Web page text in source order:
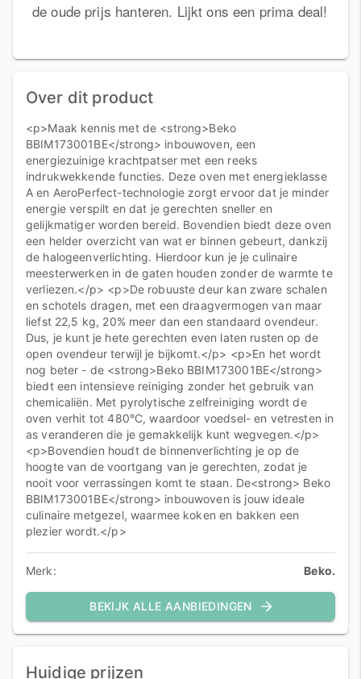
de oude prijs hanteren. Lijkt ons een prima deal!
Over dit product
<p>Maak kennis met de <strong>Beko
BBIM173001BE</strong> inbouwoven, een
energiezuinige krachtpatser met een reeks
indrukwekkende functies. Deze oven met energieklasse
A en AeroPerfect-technologie zorgt ervoor dat je minder
energie verspilt en dat je gerechten sneller en
gelijkmatiger worden bereid. Bovendien biedt deze oven
een helder overzicht van wat er binnen gebeurt, dankzij
de halogeenverlichting. Hierdoor kun je je culinaire
meesterwerken in de gaten houden zonder de warmte te
verliezen.</p> <p>De robuuste deur kan zware schalen
en schotels dragen, met een draagvermogen van maar
liefst 22,5 kg, 20% meer dan een standaard ovendeur.
Dus, je kunt je hete gerechten even laten rusten op de
open ovendeur terwijl je bijkomt.</p> <p>En het wordt
nog beter - de <strong>Beko BBIM173001BE</strong>
biedt een intensieve reiniging zonder het gebruik van
chemicaliën. Met pyrolytische zelfreiniging wordt de
oven verhit tot 480°C, waardoor voedsel- en vetresten in
as veranderen die je gemakkelijk kunt wegvegen.</p>
<p>Bovendien houdt de binnenverlichting je op de
hoogte van de voortgang van je gerechten, zodat je
nooit voor verrassingen komt te staan. De<strong> Beko
BBIM173001BE</strong> inbouwoven is jouw ideale
culinaire metgezel, waarmee koken en bakken een
plezier wordt.</p>
Merk: Beko.
BEKIJK ALLE AANBIEDINGEN
Huidige prijzen